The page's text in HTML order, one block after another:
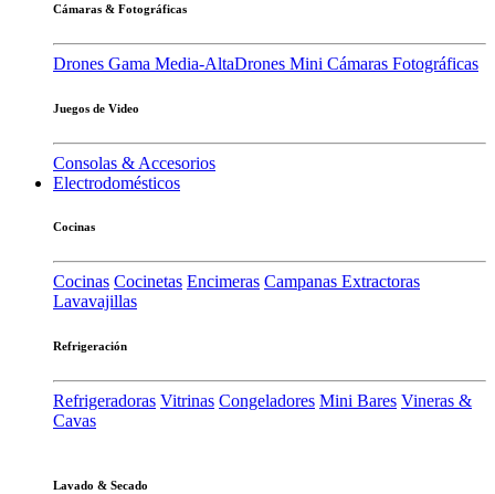
Cámaras & Fotográficas
Drones Gama Media-AltaDrones Mini Cámaras Fotográficas
Juegos de Video
Consolas & Accesorios
Electrodomésticos
Cocinas
Cocinas Cocinetas Encimeras Campanas Extractoras
Lavavajillas
Refrigeración
Refrigeradoras Vitrinas Congeladores Mini Bares Vineras &
Cavas
Lavado & Secado